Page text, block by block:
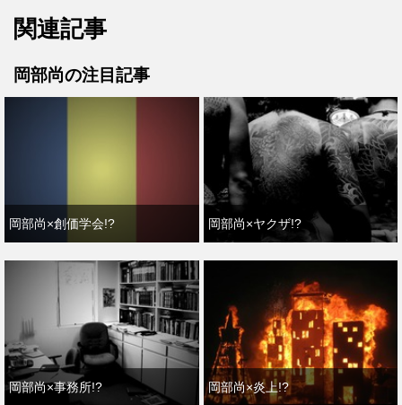
関連記事
岡部尚の注目記事
岡部尚×創価学会!? 岡部尚×ヤクザ!?
岡部尚×事務所!? 岡部尚×炎上!?